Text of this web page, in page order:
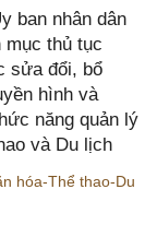
ban nhân dân
mục thủ tục
sửa đổi, bổ
hình và
năng quản lý
và Du lịch
hóa-Thể thao-Du